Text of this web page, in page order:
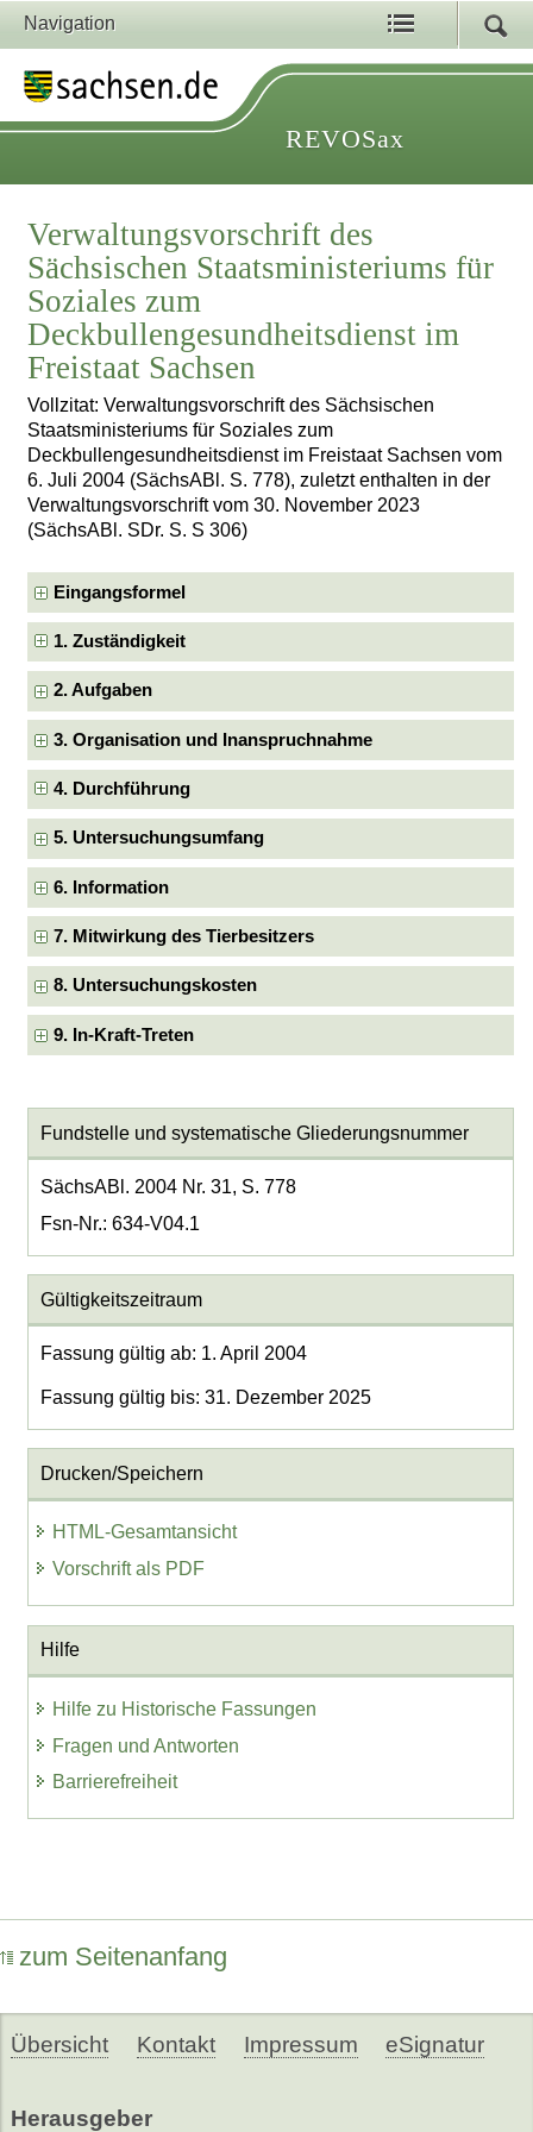
Navigation
REVOSax
Verwaltungsvorschrift des
Sächsischen Staatsministeriums für
Soziales zum
Deckbullengesundheitsdienst im
Freistaat Sachsen
Vollzitat: Verwaltungsvorschrift des Sächsischen
Staatsministeriums für Soziales zum
Deckbullengesundheitsdienst im Freistaat Sachsen vom
6. Juli 2004 (SächsABl. S. 778), zuletzt enthalten in der
Verwaltungsvorschrift vom 30. November 2023
(SächsABl. SDr. S. S 306)
Eingangsformel
1. Zuständigkeit
2. Aufgaben
3. Organisation und Inanspruchnahme
4. Durchführung
5. Untersuchungsumfang
6. Information
7. Mitwirkung des Tierbesitzers
8. Untersuchungskosten
9. In-Kraft-Treten
Fundstelle und systematische Gliederungsnummer
SächsABl. 2004 Nr. 31, S. 778
Fsn-Nr.: 634-V04.1
Gültigkeitszeitraum
Fassung gültig ab: 1. April 2004
Fassung gültig bis: 31. Dezember 2025
Drucken/Speichern
HTML-Gesamtansicht
Vorschrift als PDF
Hilfe
Hilfe zu Historische Fassungen
Fragen und Antworten
Barrierefreiheit
zum Seitenanfang
Übersicht Kontakt Impressum eSignatur
Herausgeber